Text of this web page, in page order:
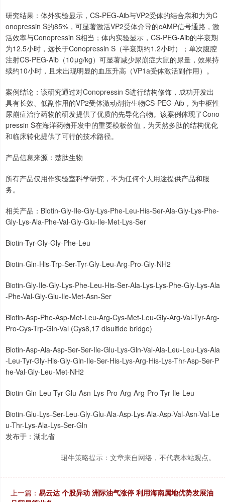
研究结果：体外实验显示，CS-PEG-Aib与VP2受体的结合亲和力为C
onopressin S的85%，可显著激活VP2受体介导的cAMP信号通路，激
活效率与Conopressin S相当；体内实验显示，CS-PEG-Aib的半衰期
为12.5小时，远长于Conopressin S（半衰期约1.2小时）；单次腹腔
注射CS-PEG-Aib（10μg/kg）可显著减少尿崩症大鼠的尿量，效果持
续约10小时，且未出现明显的血压升高（VP1a受体激活副作用）。
案例结论：该研究通过对Conopressin S进行结构修饰，成功开发出
具有长效、低副作用的VP2受体激动剂衍生物CS-PEG-Aib，为中枢性
尿崩症治疗药物的研发提供了优质的先导化合物。该案例体现了Cono
pressin S在海洋药物开发中的重要模板价值，为天然多肽的结构优化
和临床转化提供了可行的技术路径。
产品信息来源：楚肽生物
所有产品仅用作实验室科学研究，不为任何个人用途提供产品和服
务。
相关产品：Biotin-Gly-Ile-Gly-Lys-Phe-Leu-His-Ser-Ala-Gly-Lys-Phe-
Gly-Lys-Ala-Phe-Val-Gly-Glu-Ile-Met-Lys-Ser
Biotin-Tyr-Gly-Gly-Phe-Leu
Biotin-Gln-His-Trp-Ser-Tyr-Gly-Leu-Arg-Pro-Gly-NH2
Biotin-Gly-Ile-Gly-Lys-Phe-Leu-His-Ser-Ala-Lys-Lys-Phe-Gly-Lys-Ala
-Phe-Val-Gly-Glu-Ile-Met-Asn-Ser
Biotin-Asp-Phe-Asp-Met-Leu-Arg-Cys-Met-Leu-Gly-Arg-Val-Tyr-Arg-
Pro-Cys-Trp-Gln-Val (Cys8,17 disulfide bridge)
Biotin-Asp-Ala-Asp-Ser-Ser-Ile-Glu-Lys-Gln-Val-Ala-Leu-Leu-Lys-Ala
-Leu-Tyr-Gly-His-Gly-Gln-Ile-Ser-His-Lys-Arg-His-Lys-Thr-Asp-Ser-P
he-Val-Gly-Leu-Met-NH2
Biotin-Gln-Leu-Tyr-Glu-Asn-Lys-Pro-Arg-Arg-Pro-Tyr-Ile-Leu
Biotin-Glu-Lys-Ser-Leu-Gly-Glu-Ala-Asp-Lys-Ala-Asp-Val-Asn-Val-Le
u-Thr-Lys-Ala-Lys-Ser-Gln
发布于：湖北省
珺牛策略提示：文章来自网络，不代表本站观点。
上一篇： 易云达 个股异动 洲际油气涨停 利用海南属地优势发展油